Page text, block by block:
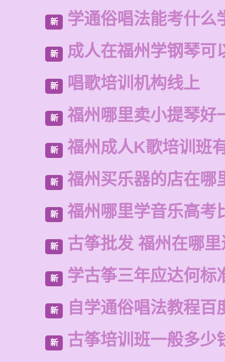
新 学通俗唱法能考什么
新 成人在福州学钢琴可
新 唱歌培训机构线上
新 福州哪里卖小提琴好
新 福州成人K歌培训班
新 福州买乐器的店在哪
新 福州哪里学音乐高考
新 古筝批发 福州在哪
新 学古筝三年应达何标
新 自学通俗唱法教程百
新 古筝培训班一般多少